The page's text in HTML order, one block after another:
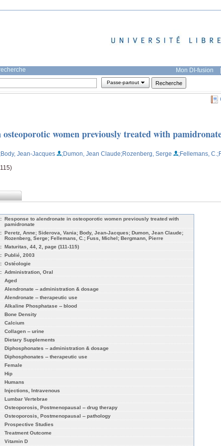
Mon DI-fusion |
Passe-partout
osteoporotic women previously treated with
;Body, Jean-Jacques ;Dumon, Jean Claude;Rozenberg, Serge ;Fellemans, C.
Response to alendronate in osteoporotic women previously treated with
pamidronate
Peretz, Anne; Siderova, Vania; Body, Jean-Jacques; Dumon, Jean Claude;
Rozenberg, Serge; Fellemans, C.; Fuss, Michel; Bergmann, Pierre
Maturitas, 44, 2, page (111-115)
Publié, 2003
Ostéologie
Administration, Oral
Aged
Alendronate -- administration & dosage
Alendronate -- therapeutic use
Alkaline Phosphatase -- blood
Bone Density
Calcium
Collagen -- urine
Dietary Supplements
Diphosphonates -- administration & dosage
Diphosphonates -- therapeutic use
Female
Hip
Humans
Injections, Intravenous
Lumbar Vertebrae
Osteoporosis, Postmenopausal -- drug therapy
Osteoporosis, Postmenopausal -- pathology
Prospective Studies
Treatment Outcome
Vitamin D